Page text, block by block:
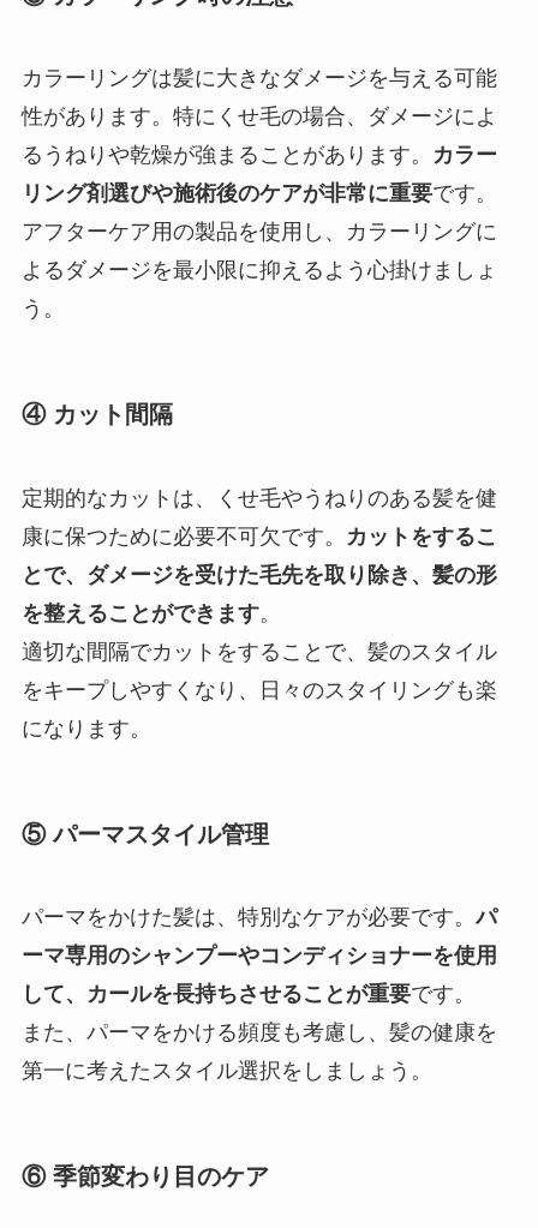
カラーリングは髪に大きなダメージを与える可能
性があります。特にくせ毛の場合、ダメージによ
るうねりや乾燥が強まることがあります。
カラー
リング剤選びや施術後のケアが非常に重要です。
アフターケア用の製品を使用し、カラーリングに
よるダメージを最小限に抑えるよう心掛けましょ
う。
④ カット間隔
定期的なカットは、くせ毛やうねりのある髪を健
康に保つために必要不可欠です。
カットをするこ
とで、ダメージを受けた毛先を取り除き、髪の形
を整えることができます。
適切な間隔でカットをすることで、髪のスタイル
をキープしやすくなり、日々のスタイリングも楽
になります。
⑤ パーマスタイル管理
パーマをかけた髪は、特別なケアが必要です。パ
ーマ専用のシャンプーやコンディショナーを使用
して、カールを長持ちさせることが重要です。
また、パーマをかける頻度も考慮し、髪の健康を
第一に考えたスタイル選択をしましょう。
⑥ 季節変わり目のケア